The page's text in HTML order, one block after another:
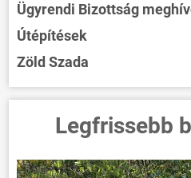
Ügyrendi Bizottság
Útépítések
Zöld Szada
Legfrissebb